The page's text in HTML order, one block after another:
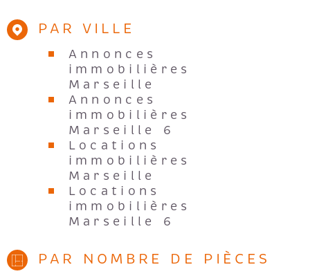
PAR VILLE
Annonces
immobilières
Marseille
Annonces
immobilières
Marseille 6
Locations
immobilières
Marseille
Locations
immobilières
Marseille 6
PAR NOMBRE DE PIÈCES